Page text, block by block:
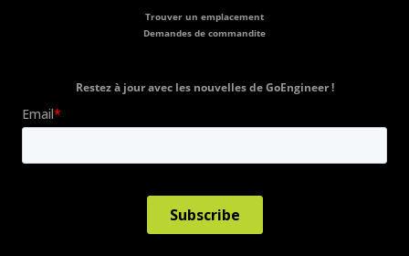
Trouver un emplacement
Demandes de commandite
Restez à jour avec les nouvelles de GoEngineer !